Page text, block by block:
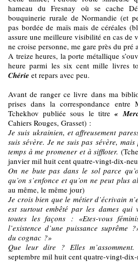
hameau du Fresnay où se cache
bouquinerie rurale de Normandie (et
pas bordée de maïs mais de céréales
assure une meilleure visibilité en cas de
ne croise personne, me gare près du pré
A treize heures, la porte métallique
heure parmi les six cent mille livres
Chérie et repars avec peu.
Avant de ranger ce livre dans ma
prises dans la correspondance
Tchekhov publiée sous le titre «
Cahiers Rouges, Grasset) :
Je suis ukrainien, et affreusement
suis sévère. Je ne suis pas sévère,
temps à me promener et à siffloter.
janvier mil huit cent quatre-vingt-dix-
On ne bute pas dans le sol parce
qu’on s’enfonce et qu’on ne peut plus
au même, le même jour)
Je crois bien que le métier d’écrivain
est surtout embêté par les dames qui
toutes les façons : «Etes-vous
l’existence d’une puissance suprême
du cognac ?»
Que leur dire ? Elles m’assomment.
septembre mil huit cent quatre-vingt-